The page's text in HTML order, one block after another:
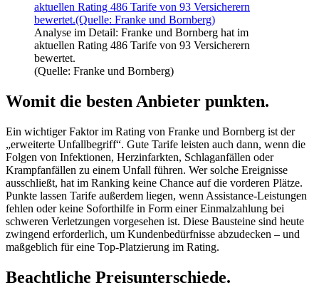
Analyse im Detail: Franke und Bornberg hat im
aktuellen Rating 486 Tarife von 93 Versicherern
bewertet.
(Quelle: Franke und Bornberg)
Womit die besten Anbieter punkten.
Ein wichtiger Faktor im Rating von Franke und Bornberg ist der
„erweiterte Unfallbegriff“. Gute Tarife leisten auch dann, wenn die
Folgen von Infektionen, Herzinfarkten, Schlaganfällen oder
Krampfanfällen zu einem Unfall führen. Wer solche Ereignisse
ausschließt, hat im Ranking keine Chance auf die vorderen Plätze.
Punkte lassen Tarife außerdem liegen, wenn Assistance-Leistungen
fehlen oder keine Soforthilfe in Form einer Einmalzahlung bei
schweren Verletzungen vorgesehen ist. Diese Bausteine sind heute
zwingend erforderlich, um Kundenbedürfnisse abzudecken – und
maßgeblich für eine Top-Platzierung im Rating.
Beachtliche Preisunterschiede.